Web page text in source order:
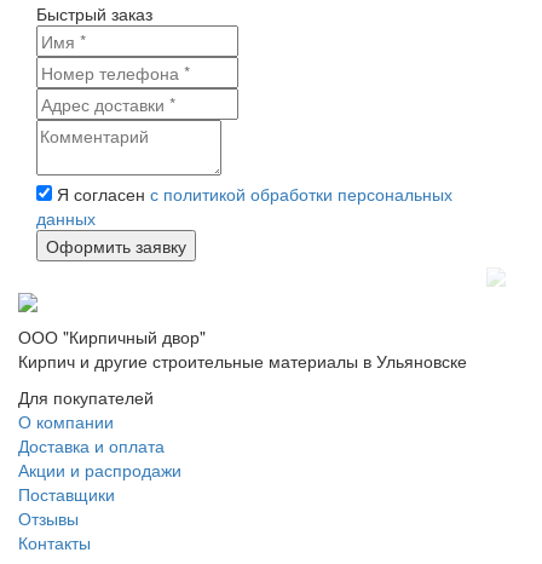
Быстрый заказ
Я согласен с политикой обработки персональных
данных
ООО "Кирпичный двор"
Кирпич и другие строительные материалы в Ульяновске
Для покупателей
О компании
Доставка и оплата
Акции и распродажи
Поставщики
Отзывы
Контакты